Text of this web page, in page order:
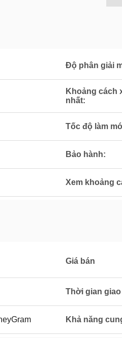
Độ phân giải
Khoảng cách
nhất:
Tốc độ làm
Bảo hành:
Xem khoảng
Giá bán
Thời gian
Khả năng